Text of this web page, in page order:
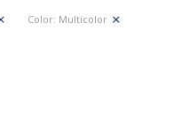
Color: Multicolor